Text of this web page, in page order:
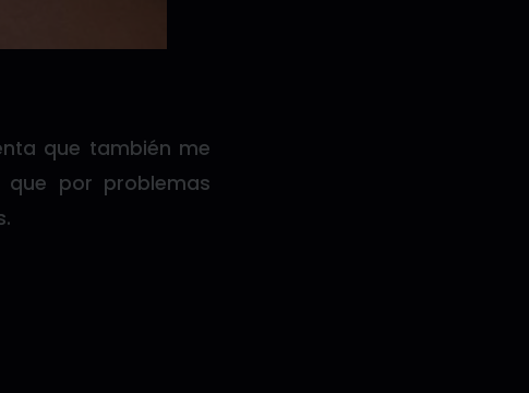
que también me
por problemas